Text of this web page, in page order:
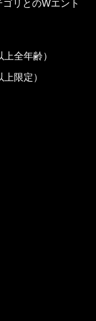
リとのWエントリ
全年齢）
限定）